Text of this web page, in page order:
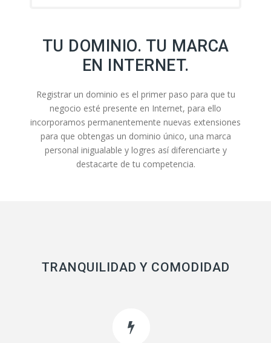
TU DOMINIO. TU MARCA
EN INTERNET.
Registrar un dominio es el primer paso para que tu
negocio esté presente en Internet, para ello
incorporamos permanentemente nuevas extensiones
para que obtengas un dominio único, una marca
personal inigualable y logres así diferenciarte y
destacarte de tu competencia.
TRANQUILIDAD Y COMODIDAD